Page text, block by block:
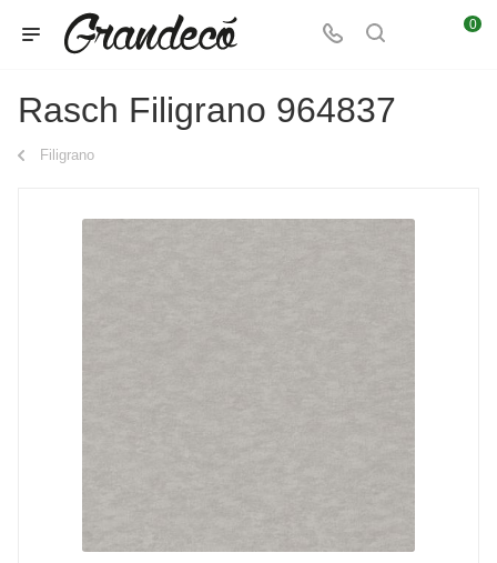
0
Rasch Filigrano 964837
Filigrano